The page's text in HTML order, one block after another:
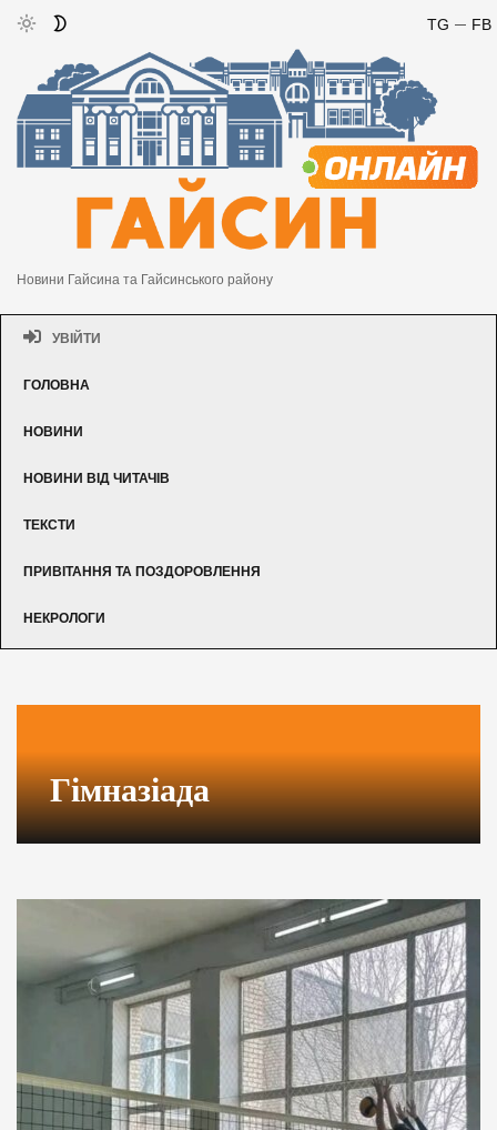
FB
TG
Новини Гайсина та Гайсинського району
УВІЙТИ
ГОЛОВНА
НОВИНИ
НОВИНИ ВІД ЧИТАЧІВ
ТЕКСТИ
ПРИВІТАННЯ ТА ПОЗДОРОВЛЕННЯ
НЕКРОЛОГИ
Гімназіада